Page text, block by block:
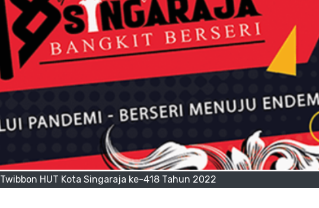
Twibbon HUT Kota Singaraja ke-418 Tahun 2022